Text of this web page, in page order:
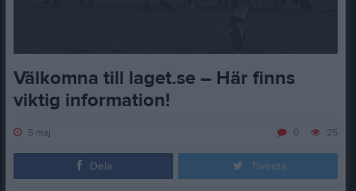
Välkomna till laget.se – Här finns
viktig information!
5 maj 25
0
Dela Tweeta